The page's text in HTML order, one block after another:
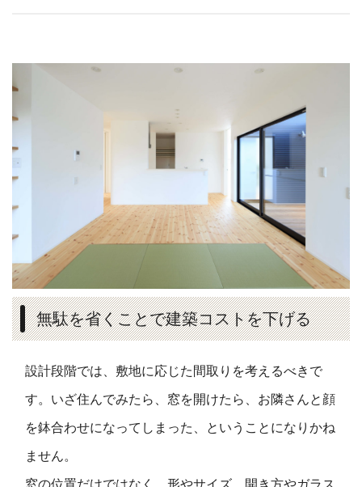
無駄を省くことで建築コストを下げる
設計段階では、敷地に応じた間取りを考えるべきで
す。いざ住んでみたら、窓を開けたら、お隣さんと顔
を鉢合わせになってしまった、ということになりかね
ません。
窓の位置だけではなく、形やサイズ、開き方やガラス